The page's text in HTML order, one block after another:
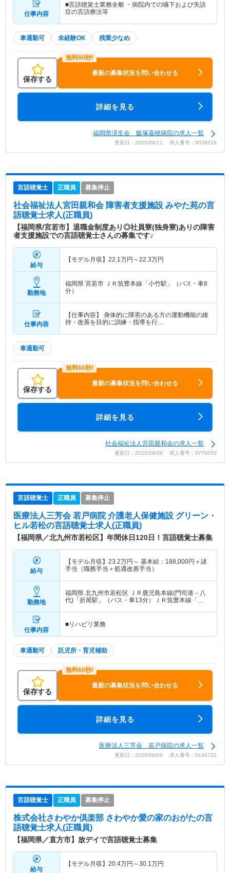
仕事内容
■言語聴覚士業務全般 ・病院内での嚥下および失語
症の言語療法等
車通勤可 未経験OK 残業少なめ
保存する
最新の募集状況を問い合わせる
詳細を見る
福岡県済生会 飯塚嘉穂病院の求人一覧
更新日：2025/09/11 求人番号：9028226
言語聴覚士 正職員 募集停止
社会福祉法人宮田親和会 障害者支援施設 みやた苑の言
語聴覚士求人(正職員)
【福岡県/宮若市】退職金制度あり◎社員寮(独身寮)ありの障害
者支援施設での言語聴覚士さんの募集です♪
給与
【モデル月収】 22.1万円～22.3万円
勤務地
福岡県 宮若市 ＪＲ筑豊本線「小竹駅」（バス・車8
分）
仕事内容
【仕事内容】 身体的に障害のある方の運動機能の維
持・改善を目的に訓練・指導を行…
車通勤可
保存する
最新の募集状況を問い合わせる
詳細を見る
社会福祉法人宮田親和会の求人一覧
更新日：2025/09/08 求人番号：9776050
言語聴覚士 正職員 募集停止
医療法人三芳会 若戸病院 介護老人保健施設 グリーン・
ヒル若松の言語聴覚士求人(正職員)
【福岡県／北九州市若松区】年間休日120日！言語聴覚士募集
給与
【モデル月収】 23.2万円～ 基本給：188,000円＋諸
手当（職務手当＋処遇改善手当）
勤務地
福岡県 北九州市若松区 ＪＲ鹿児島本線(門司港－八
代)「折尾駅」（バス・車13分）ＪＲ筑豊本線「本
仕事内容
■リハビリ業務
車通勤可 託児所・育児補助
保存する
最新の募集状況を問い合わせる
詳細を見る
医療法人三芳会 若戸病院の求人一覧
更新日：2025/06/09 求人番号：9144722
言語聴覚士 正職員 募集停止
株式会社さわやか倶楽部 さわやか愛の家のおがたの言
語聴覚士求人(正職員)
【福岡県／直方市】放デイで言語聴覚士募集
給与
【モデル月収】 20.4万円～30.1万円